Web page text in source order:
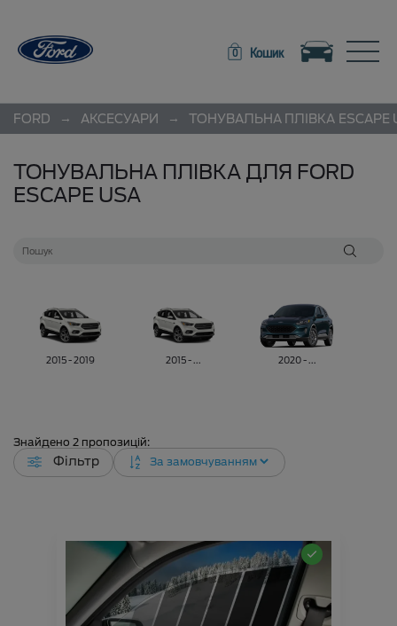
0 Кошик Toggle navigation
FORD → АКСЕСУАРИ → ТОНУВАЛЬНА ПЛІВКА ESCAPE
ТОНУВАЛЬНА ПЛІВКА ДЛЯ FORD
ESCAPE USA
2015 - 2019 2015 - ... 2020 - ...
Знайдено 2 пропозицій:
Фільтр